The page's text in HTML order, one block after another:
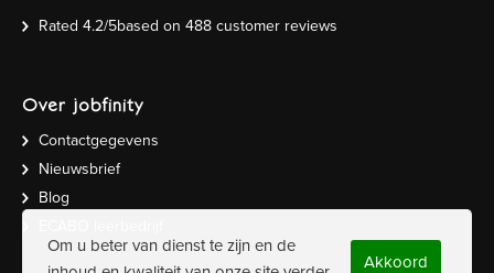
Rated 4.2/5based on 488 customer reviews
Over jobfinity
Contactgegevens
Nieuwsbrief
Blog
Om u beter van dienst te zijn en de
Akkoord